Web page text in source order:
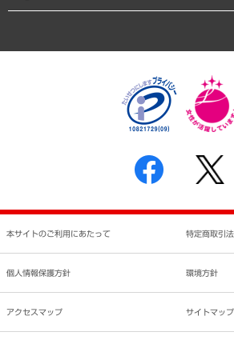
個人情報保護方針
反社会的勢力に対する基本方針
書面による個人情報の開示等の請求の手続きについ
本サイトのご利用にあたって 特定商取引
個人情報保護方針 環境方針
アクセスマップ サイトマップ